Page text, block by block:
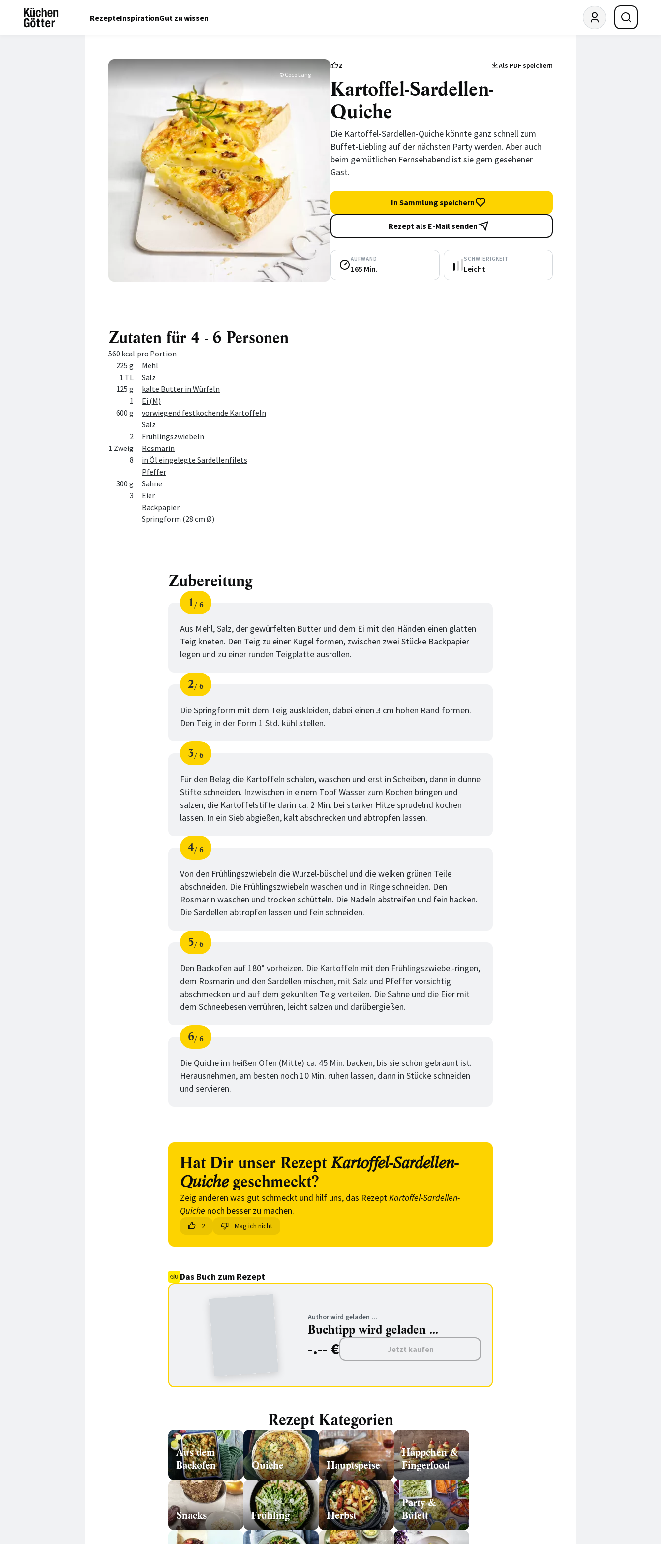
RezepteInspirationGut zu wissen
© Coco Lang
2 Als PDF speichern
Kartoffel-Sardellen-
Quiche
Die Kartoffel-Sardellen-Quiche könnte ganz schnell zum
Buffet-Liebling auf der nächsten Party werden. Aber auch
beim gemütlichen Fernsehabend ist sie gern gesehener
Gast.
In Sammlung speichern
Rezept als E-Mail senden
AUFWAND
165 Min.
SCHWIERIGKEIT
Leicht
Zutaten für 4 - 6 Personen
560 kcal pro Portion
MengeZutat
225 g
Mehl
1 TL
Salz
125 g
kalte Butter in Würfeln
1
Ei (M)
600 g
vorwiegend festkochende Kartoffeln
Salz
2
Frühlingszwiebeln
1 Zweig
Rosmarin
8
in Öl eingelegte Sardellenfilets
Pfeffer
300 g
Sahne
3
Eier
Backpapier
Springform (28 cm Ø)
Zubereitung
Schritt
1
von
6
Aus Mehl, Salz, der gewürfelten Butter und dem Ei mit den Händen einen glatten
Teig kneten. Den Teig zu einer Kugel formen, zwischen zwei Stücke Backpapier
legen und zu einer runden Teigplatte ausrollen.
Schritt
2
von
6
Die Springform mit dem Teig auskleiden, dabei einen 3 cm hohen Rand formen.
Den Teig in der Form 1 Std. kühl stellen.
Schritt
3
von
6
Für den Belag die Kartoffeln schälen, waschen und erst in Scheiben, dann in dünne
Stifte schneiden. Inzwischen in einem Topf Wasser zum Kochen bringen und
salzen, die Kartoffelstifte darin ca. 2 Min. bei starker Hitze sprudelnd kochen
lassen. In ein Sieb abgießen, kalt abschrecken und abtropfen lassen.
Schritt
4
von
6
Von den Frühlingszwiebeln die Wurzel-büschel und die welken grünen Teile
abschneiden. Die Frühlingszwiebeln waschen und in Ringe schneiden. Den
Rosmarin waschen und trocken schütteln. Die Nadeln abstreifen und fein hacken.
Die Sardellen abtropfen lassen und fein schneiden.
Schritt
5
von
6
Den Backofen auf 180° vorheizen. Die Kartoffeln mit den Frühlingszwiebel-ringen,
dem Rosmarin und den Sardellen mischen, mit Salz und Pfeffer vorsichtig
abschmecken und auf dem gekühlten Teig verteilen. Die Sahne und die Eier mit
dem Schneebesen verrühren, leicht salzen und darübergießen.
Schritt
6
von
6
Die Quiche im heißen Ofen (Mitte) ca. 45 Min. backen, bis sie schön gebräunt ist.
Herausnehmen, am besten noch 10 Min. ruhen lassen, dann in Stücke schneiden
und servieren.
Hat Dir unser Rezept Kartoffel-Sardellen-
Quichegeschmeckt?
Zeig anderen was gut schmeckt und hilf uns, das RezeptKartoffel-Sardellen-
Quiche noch besser zu machen.
2 Mag ich nicht
Das Buch zum Rezept
Author wird geladen ...
Buchtipp wird geladen ...
-.-- € Jetzt kaufen
Rezept Kategorien
Aus dem
Backofen
Quiche Hauptspeise
Häppchen &
Fingerfood
Snacks Frühling Herbst
Party &
Büfett